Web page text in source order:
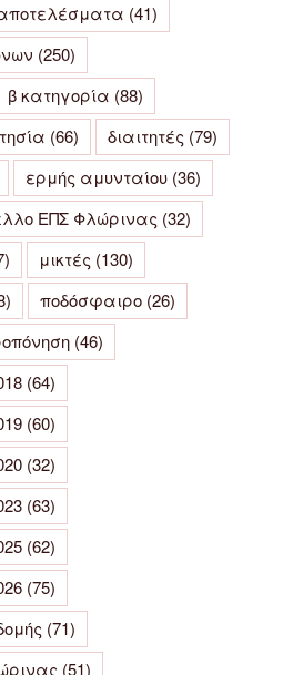
(41)
(250)
β κατηγορία (88)
(66) διαιτητές (79)
ερμής αμυνταίου (36)
ΕΠΣ Φλώρινας (32)
μικτές (130)
ποδόσφαιρο (26)
(46)
(64)
(60)
(32)
(63)
(62)
(75)
(71)
(51)